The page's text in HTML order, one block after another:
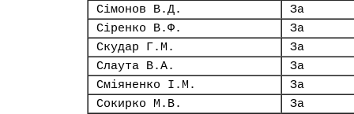
Сімонов В.Д.
За
Сіренко В.Ф.
За
Скудар Г.М.
За
Слаута В.А.
За
Сміяненко І.М.
За
Сокирко М.В.
За